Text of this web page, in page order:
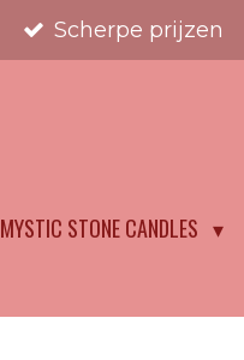
Scherpe prijzen
MYSTIC STONE CANDLES